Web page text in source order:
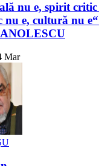
nu e, spirit
nu e, cultură nu
Mar